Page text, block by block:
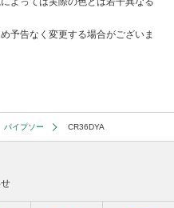
予告なく変更する場合がございま
パイプソー CR36DYA